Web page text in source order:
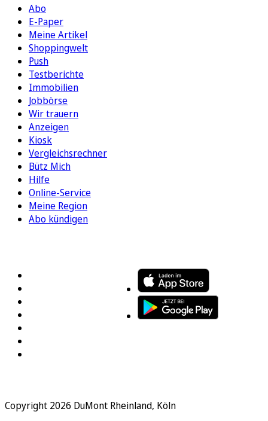
Abo
E-Paper
Meine Artikel
Shoppingwelt
Push
Testberichte
Immobilien
Jobbörse
Wir trauern
Anzeigen
Kiosk
Vergleichsrechner
Bütz Mich
Hilfe
Online-Service
Meine Region
Abo kündigen
Copyright 2026 DuMont Rheinland, Köln